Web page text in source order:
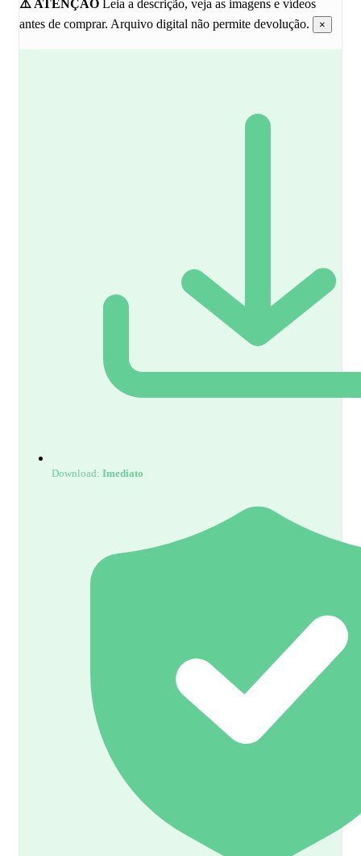
R$ 20,00.R$ 15,00.
AULA
–
FAZENDINHA
⚠️ ATENÇÃO Leia a descrição, veja as imagens e vídeos
antes de comprar. Arquivo digital não permite devolução.
×
Download: Imediato